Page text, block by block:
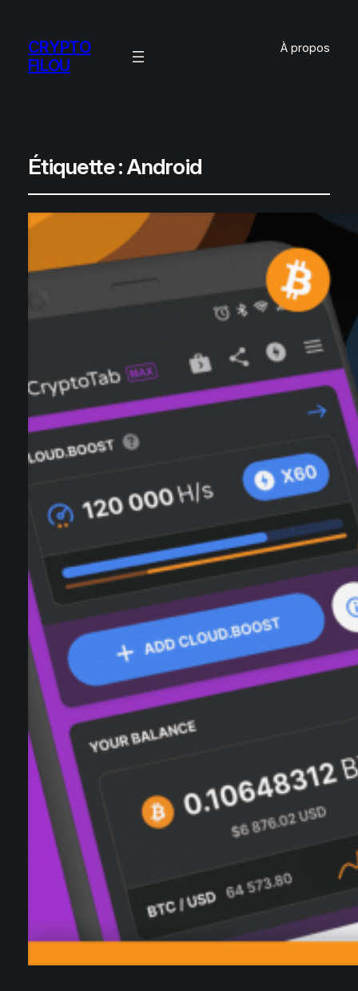
CRYPTO
FILOU
À propos
Étiquette :Android